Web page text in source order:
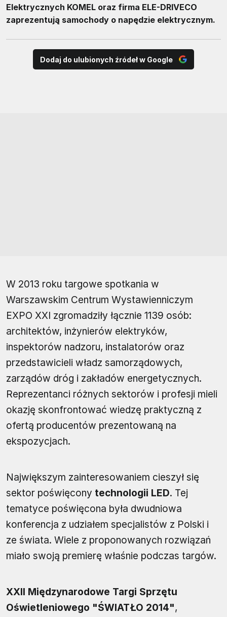
Elektrycznych KOMEL oraz firma ELE-DRIVECO
zaprezentują samochody o napędzie elektrycznym.
Dodaj do ulubionych źródeł w Google
W 2013 roku targowe spotkania w
Warszawskim Centrum Wystawienniczym
EXPO XXI zgromadziły łącznie 1139 osób:
architektów, inżynierów elektryków,
inspektorów nadzoru, instalatorów oraz
przedstawicieli władz samorządowych,
zarządów dróg i zakładów energetycznych.
Reprezentanci różnych sektorów i profesji mieli
okazję skonfrontować wiedzę praktyczną z
ofertą producentów prezentowaną na
ekspozycjach.
Największym zainteresowaniem cieszył się
sektor poświęcony technologii LED. Tej
tematyce poświęcona była dwudniowa
konferencja z udziałem specjalistów z Polski i
ze świata. Wiele z proponowanych rozwiązań
miało swoją premierę właśnie podczas targów.
XXII Międzynarodowe Targi Sprzętu
Oświetleniowego "ŚWIATŁO 2014",